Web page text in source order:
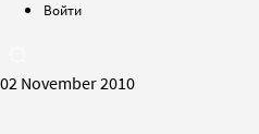
Войти
02 November 2010